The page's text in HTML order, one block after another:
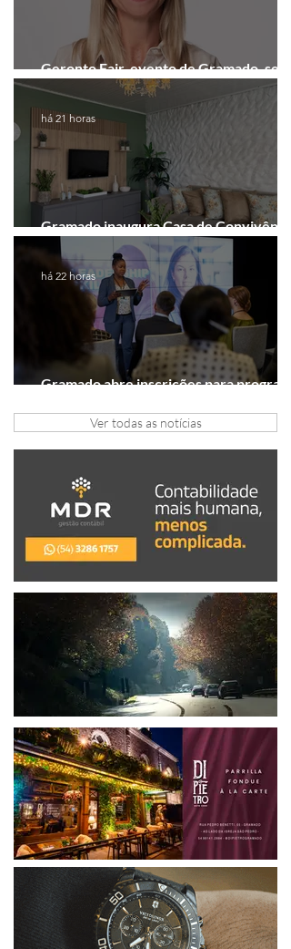
Geronto Fair, evento de Gramado, será
realizada em formato digital
Gramado inaugura Casa de Convivência
dedicada às mulheres
há 21 horas
Gramado abre inscrições para programa
há 22 horas
Ver todas as notícias